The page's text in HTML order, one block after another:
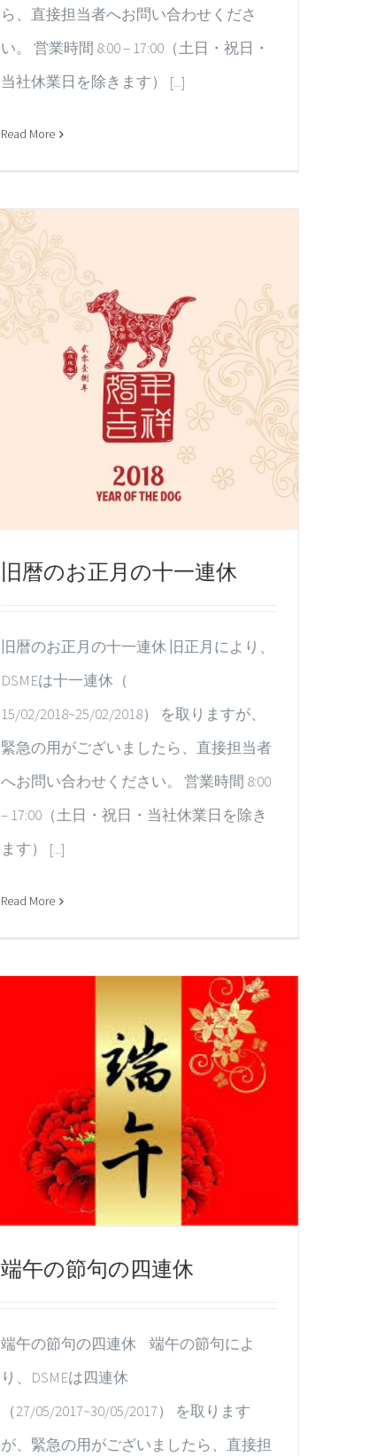
ら、直接担当者へお問い合わせくださ
い。 営業時間 8:00 – 17:00（土日・祝日・
当社休業日を除きます） [...]
Read More
旧暦のお正月の十一連休
旧暦のお正月の十一連休 旧正月により、
DSMEは十一連休（
15/02/2018~25/02/2018） を取りますが、
緊急の用がございましたら、直接担当者
へお問い合わせください。 営業時間 8:00
– 17:00（土日・祝日・当社休業日を除き
ます） [...]
Read More
端午の節句の四連休
端午の節句の四連休 端午の節句によ
り、DSMEは四連休
（27/05/2017~30/05/2017） を取ります
が、緊急の用がございましたら、直接担